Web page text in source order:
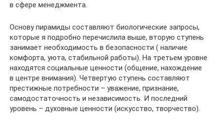
в сфере менеджмента.
Основу пирамиды составляют биологические запросы,
которые я подробно перечислила выше, вторую ступень
занимает необходимость в безопасности ( наличие
комфорта, уюта, стабильной работы). На третьем уровне
находятся социальные ценности (общение, нахождение
в центре внимания). Четвертую ступень составляют
престижные потребности – уважение, признание,
самодостаточность и независимость. И последний
уровень – духовные ценности (искусство, творчество).